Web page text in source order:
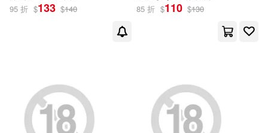
根華編輯部(227)
（美）戴爾·卡耐基(213)
Neo Media(1784)
世界圖書出版公司北京公司(1505)
上海人民出版社(1496)
適合平板閱讀(19882)
其他 (可複選)
95 折 $133 $140 85 折 $110 $130